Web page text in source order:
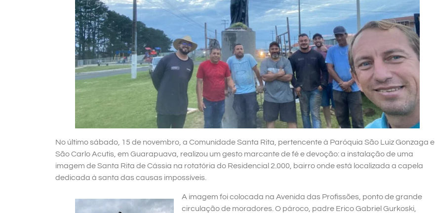
No último sábado, 15 de novembro, a Comunidade Santa Rita, pertencente à Paróquia São Luiz Gonzaga e
São Carlo Acutis, em Guarapuava, realizou um gesto marcante de fé e devoção: a instalação de uma
imagem de Santa Rita de Cássia na rotatória do Residencial 2.000, bairro onde está localizada a capela
dedicada à santa das causas impossíveis.
A imagem foi colocada na Avenida das Profissões, ponto de grande
circulação de moradores. O pároco, padre Erico Gabriel Gurkoski,